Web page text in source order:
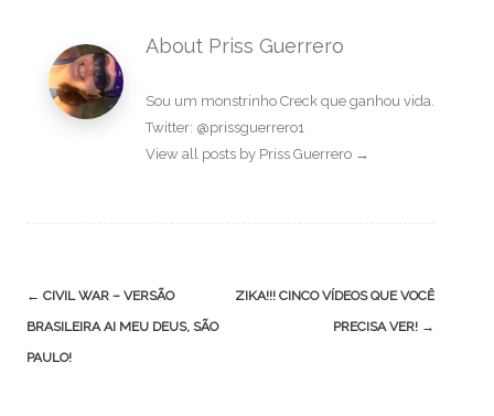
About Priss Guerrero
Sou um monstrinho Creck que ganhou vida.
Twitter: @prissguerrero1
View all posts by Priss Guerrero →
Post
navigation
← CIVIL WAR – VERSÃO
BRASILEIRA AI MEU DEUS, SÃO
PAULO!
ZIKA!!! CINCO VÍDEOS QUE VOCÊ
PRECISA VER! →